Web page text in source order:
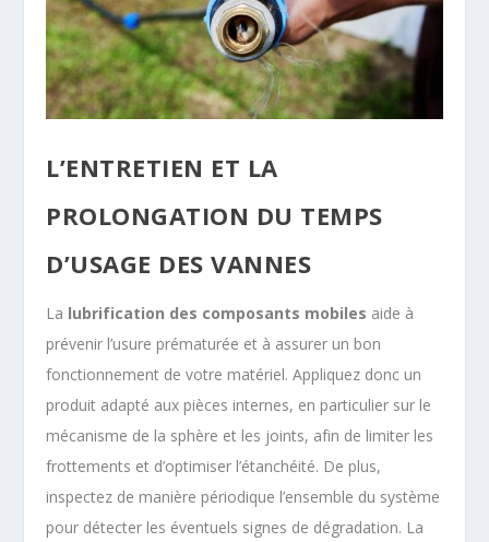
L’ENTRETIEN ET LA
PROLONGATION DU TEMPS
D’USAGE DES VANNES
La lubrification des composants mobiles aide à
prévenir l’usure prématurée et à assurer un bon
fonctionnement de votre matériel. Appliquez donc un
produit adapté aux pièces internes, en particulier sur le
mécanisme de la sphère et les joints, afin de limiter les
frottements et d’optimiser l’étanchéité. De plus,
inspectez de manière périodique l’ensemble du système
pour détecter les éventuels signes de dégradation. La